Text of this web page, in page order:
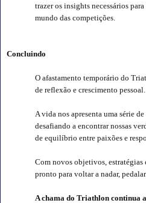
trazer os insights necessários
mundo das competições.
Concluindo
O afastamento temporário do
de reflexão e crescimento pessoal.
A vida nos apresenta uma série
desafiando a encontrar nossas
de equilíbrio entre paixões e
Com novos objetivos, estratégias
pronto para voltar a nadar,
A chama do Triathlon continua